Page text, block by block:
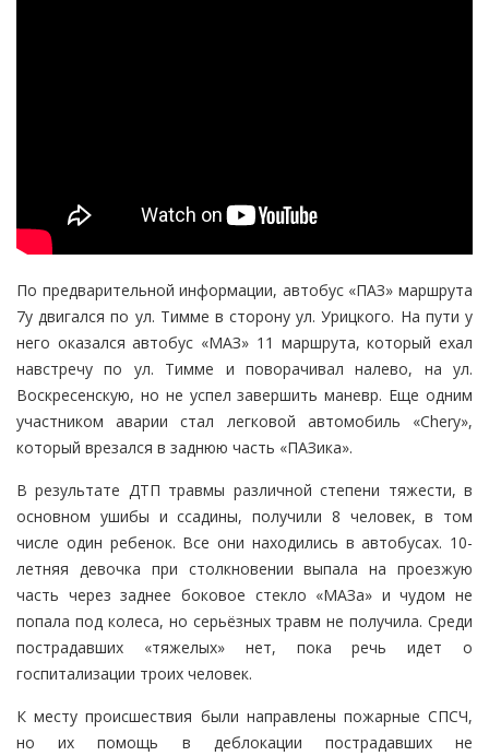
По предварительной информации, автобус «ПАЗ» маршрута
7у двигался по ул. Тимме в сторону ул. Урицкого. На пути у
него оказался автобус «МАЗ» 11 маршрута, который ехал
навстречу по ул. Тимме и поворачивал налево, на ул.
Воскресенскую, но не успел завершить маневр. Еще одним
участником аварии стал легковой автомобиль «Chery»,
который врезался в заднюю часть «ПАЗика».
В результате ДТП травмы различной степени тяжести, в
основном ушибы и ссадины, получили 8 человек, в том
числе один ребенок. Все они находились в автобусах. 10-
летняя девочка при столкновении выпала на проезжую
часть через заднее боковое стекло «МАЗа» и чудом не
попала под колеса, но серьёзных травм не получила. Среди
пострадавших «тяжелых» нет, пока речь идет о
госпитализации троих человек.
К месту происшествия были направлены пожарные СПСЧ,
но их помощь в деблокации пострадавших не